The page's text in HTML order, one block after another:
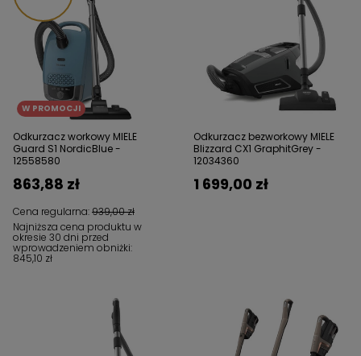
W PROMOCJI
Odkurzacz workowy MIELE
Guard S1 NordicBlue -
12558580
Cena regularna:939,00 zł
863,88 zł
Najniższa cena produktu w
okresie 30 dni przed
wprowadzeniem obniżki:
845,10 zł
Odkurzacz bezworkowy MIELE
Blizzard CX1 GraphitGrey -
12034360
1 699,00 zł